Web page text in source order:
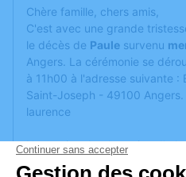
Chère famille, chers amis,
C'est avec une grande
le décès de Paule survenu
Angers. La cérémonie se
à 11h00 à l'adresse suivante :
Saint-Joseph - 49100 Angers.
laurence
Un service de plantation